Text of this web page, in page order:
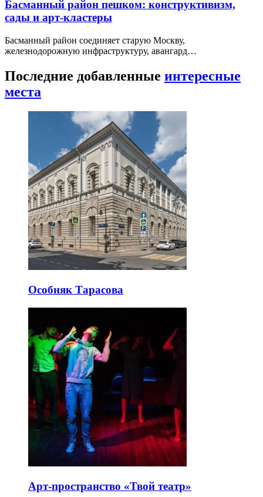
Басманный район пешком: конструктивизм,
сады и арт-кластеры
Басманный район соединяет старую Москву,
железнодорожную инфраструктуру, авангард…
Последние добавленные интересные
места
Особняк Тарасова
Арт-пространство «Твой театр»